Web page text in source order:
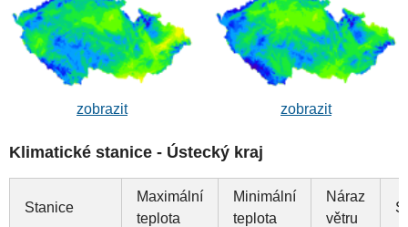
zobrazit zobrazit
Klimatické stanice - Ústecký kraj
Stanice
Maximální
teplota
Minimální
teplota
Náraz
větru